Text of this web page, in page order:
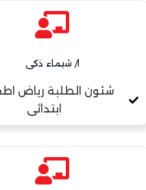
ا/ شيماء ذكى
شئون الطلبة رياض
ابتدائى